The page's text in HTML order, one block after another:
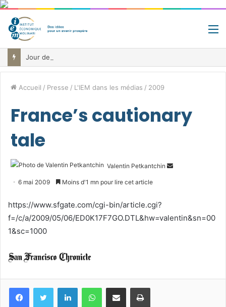
Accueil / Presse / L'IEM dans les médias / 2009
France’s cautionary
tale
Valentin Petkantchin
Envoyer
6 mai 2009 Moins d'1 mn pour lire cet article
https://www.sfgate.com/cgi-bin/article.cgi?
f=/c/a/2009/05/06/ED0K17F7GO.DTL&hw=valentin&sn=00
1&sc=1000
FacebookTwitter LinkedinWhatsApp
Partagez par mail Imprimez